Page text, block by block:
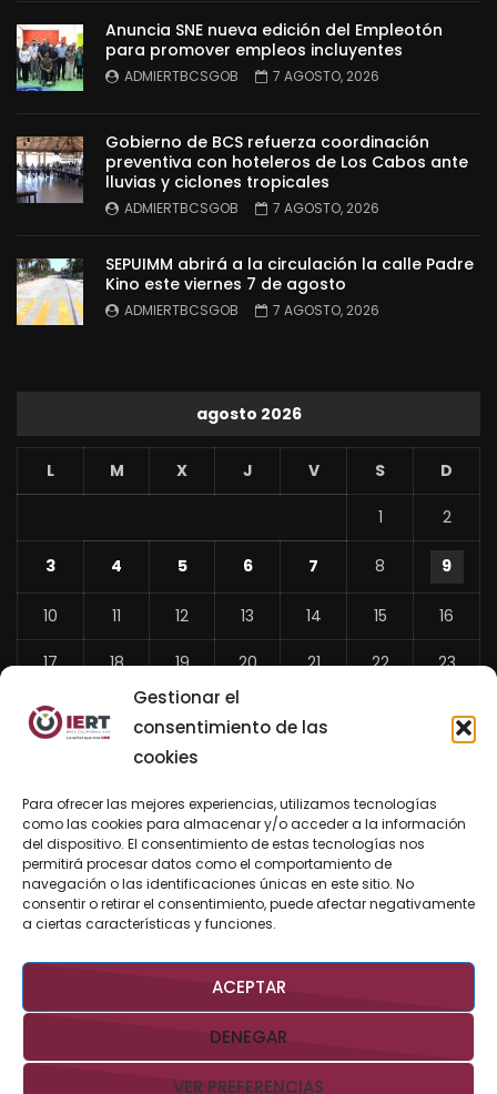
Gestionar el
consentimiento de las
cookies
Para ofrecer las mejores experiencias, utilizamos tecnologías
como las cookies para almacenar y/o acceder a la información
del dispositivo. El consentimiento de estas tecnologías nos
permitirá procesar datos como el comportamiento de
navegación o las identificaciones únicas en este sitio. No
consentir o retirar el consentimiento, puede afectar negativamente
a ciertas características y funciones.
ACEPTAR
DENEGAR
VER PREFERENCIAS
Anuncia SNE nueva edición del Empleotón
para promover empleos incluyentes
ADMIERTBCSGOB 7 AGOSTO, 2026
Gobierno de BCS refuerza coordinación
preventiva con hoteleros de Los Cabos ante
lluvias y ciclones tropicales
ADMIERTBCSGOB 7 AGOSTO, 2026
SEPUIMM abrirá a la circulación la calle Padre
Kino este viernes 7 de agosto
ADMIERTBCSGOB 7 AGOSTO, 2026
agosto 2026
L M X J V S D
1 2
3 4 5 6 7 8 9
10 11 12 13 14 15 16
17 18 19 20 21 22 23
24 26 27
«
Jul
BUSCAR AHORA